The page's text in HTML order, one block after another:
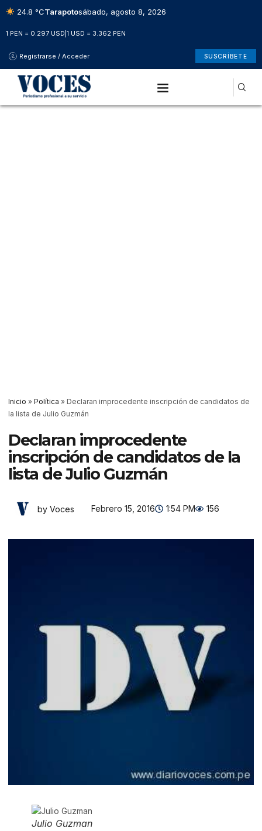
24.8 °CTarapotosábado, agosto 8, 2026
1 PEN = 0.297 USD 1 USD = 3.362 PEN
Registrarse / Acceder SUSCRÍBETE
Inicio » Política » Declaran improcedente inscripción de candidatos de
la lista de Julio Guzmán
Declaran improcedente
inscripción de candidatos de la
lista de Julio Guzmán
by Voces Febrero 15, 2016 1:54 PM 156
Julio Guzman